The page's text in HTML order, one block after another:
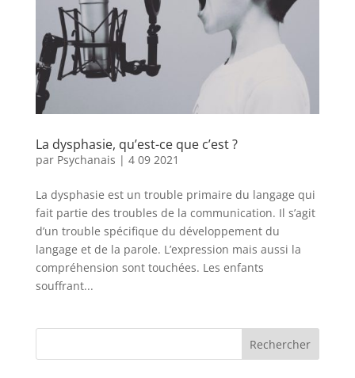
La dysphasie, qu’est-ce que c’est ?
par Psychanais | 4 09 2021
La dysphasie est un trouble primaire du langage qui
fait partie des troubles de la communication. Il s’agit
d’un trouble spécifique du développement du
langage et de la parole. L’expression mais aussi la
compréhension sont touchées. Les enfants
souffrant...